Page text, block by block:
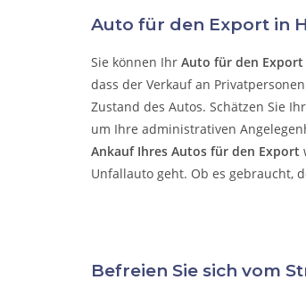
Auto für den Export in
Sie können Ihr Auto für den Export
dass der Verkauf an
Zustand des Autos. Schätzen Sie
um Ihre administrativen
Ankauf Ihres Autos für den Export
Unfallauto geht. Ob es gebraucht,
Befreien Sie sich vom